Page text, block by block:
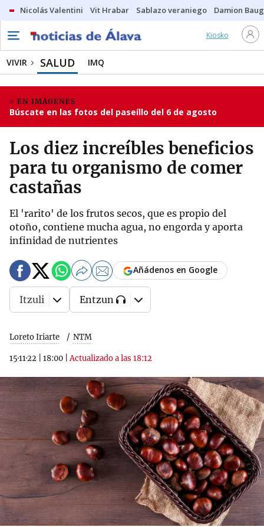
Nicolás Valentini Vit Hrabar Sablazo veraniego Damion
Kiosko
VIVIR SALUD IMQ
EN IMÁGENES
Búscate en las fotos del paseíllo del 6 de agosto
Los diez increíbles beneficios
para tu organismo de comer
castañas
El 'rarito' de los frutos secos, que es propio del
otoño, contiene mucha agua, no engorda y aporta
infinidad de nutrientes
Loreto Iriarte NTM
15·11·22 18:00 |Actualizado a las 18:12
Añádenos en Google
Itzuli Entzun